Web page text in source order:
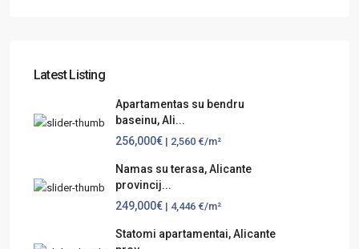
Latest Listing
Apartamentas su bendru
baseinu, Ali...
256,000€ | 2,560 €/m²
Namas su terasa, Alicante
provincij...
249,000€ | 4,446 €/m²
Statomi apartamentai, Alicante